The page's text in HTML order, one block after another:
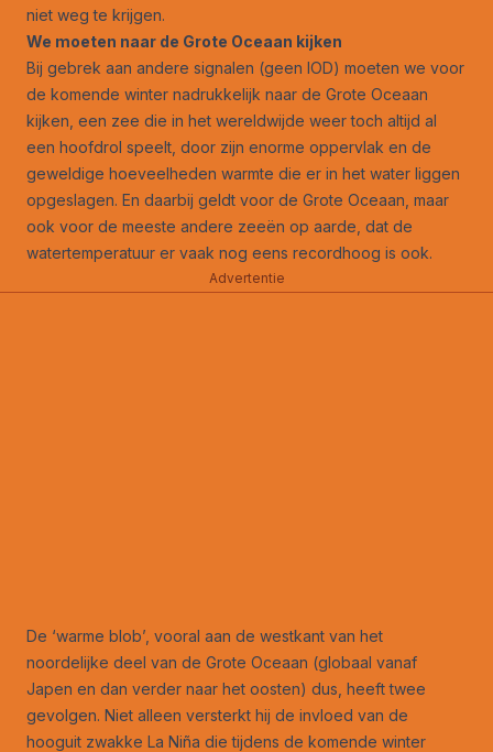
niet weg te krijgen.
We moeten naar de Grote Oceaan kijken
Bij gebrek aan andere signalen (geen IOD) moeten we voor
de komende winter nadrukkelijk naar de Grote Oceaan
kijken, een zee die in het wereldwijde weer toch altijd al
een hoofdrol speelt, door zijn enorme oppervlak en de
geweldige hoeveelheden warmte die er in het water liggen
opgeslagen. En daarbij geldt voor de Grote Oceaan, maar
ook voor de meeste andere zeeën op aarde, dat de
watertemperatuur er vaak nog eens recordhoog is ook.
Advertentie
De ‘warme blob’, vooral aan de westkant van het
noordelijke deel van de Grote Oceaan (globaal vanaf
Japen en dan verder naar het oosten) dus, heeft twee
gevolgen. Niet alleen versterkt hij de invloed van de
hooguit zwakke La Niña die tijdens de komende winter